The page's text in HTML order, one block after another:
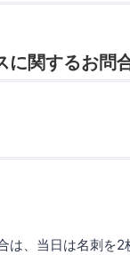
に関するお問
は、当日は名刺を2